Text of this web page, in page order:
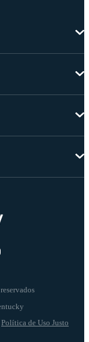
Política de Uso Justo